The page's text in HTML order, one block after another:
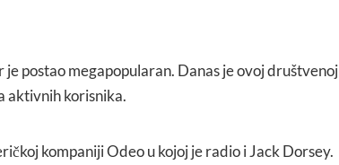
postao megapopularan. Danas je ovoj društvenoj
aktivnih korisnika.
kompaniji Odeo u kojoj je radio i Jack Dorsey.